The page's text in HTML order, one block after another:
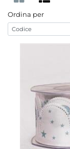
Ordina per